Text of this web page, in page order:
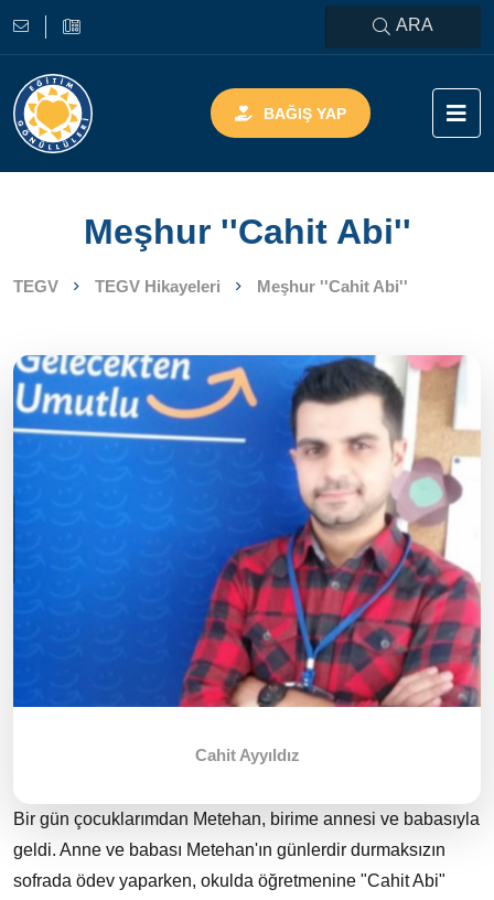
ARA
BAĞIŞ YAP
Meşhur ''Cahit Abi''
TEGV TEGV Hikayeleri Meşhur ''Cahit Abi''
Cahit Ayyıldız
Bir gün çocuklarımdan Metehan, birime annesi ve babasıyla
geldi. Anne ve babası Metehan'ın günlerdir durmaksızın
sofrada ödev yaparken, okulda öğretmenine "Cahit Abi"